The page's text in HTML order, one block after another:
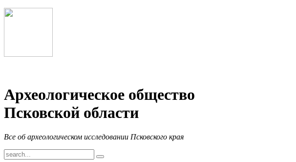
Археологическое общество
Псковской области
Все об археологическом исследовании Псковского края